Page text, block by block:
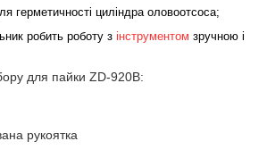
герметичності циліндра оловоотсоса;
робить роботу з інструментом зручною і
для пайки ZD-920B:
рукоятка